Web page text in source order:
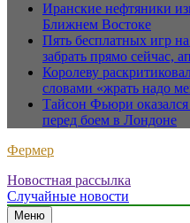
Иранские нефтяники
Ближнем Востоке
Пять бесплатных игр
забрать прямо сейчас,
Королеву
словами «жрать надо
Тайсон Фьюри
перед боем в Лондоне
Фермер
Новостная рассылка
Случайные новости
Меню